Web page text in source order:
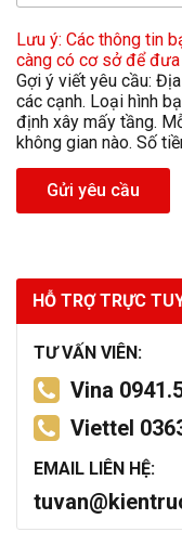
Lưu ý: Các thông tin
càng có cơ sở để
Gợi ý viết yêu cầu:
các cạnh. Loại hình
định xây mấy tầng.
không gian nào. Số
Gửi yêu cầu
HỖ TRỢ TRỰC
TƯ VẤN VIÊN:
Vina
Viettel
EMAIL LIÊN HỆ: